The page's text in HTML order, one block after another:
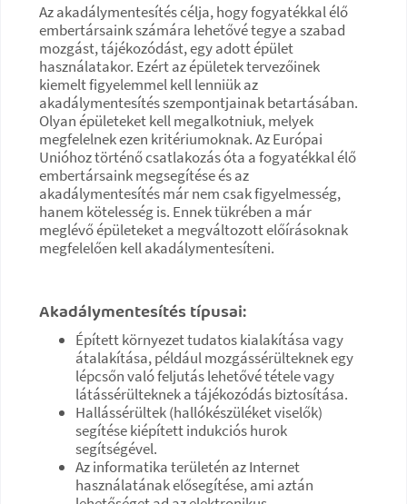
Az akadálymentesítés célja, hogy fogyatékkal élő
embertársaink számára lehetővé tegye a szabad
mozgást, tájékozódást, egy adott épület
használatakor. Ezért az épületek tervezőinek
kiemelt figyelemmel kell lenniük az
akadálymentesítés szempontjainak betartásában.
Olyan épületeket kell megalkotniuk, melyek
megfelelnek ezen kritériumoknak. Az Európai
Unióhoz történő csatlakozás óta a fogyatékkal élő
embertársaink megsegítése és az
akadálymentesítés már nem csak figyelmesség,
hanem kötelesség is. Ennek tükrében a már
meglévő épületeket a megváltozott előírásoknak
megfelelően kell akadálymentesíteni.
Akadálymentesítés típusai:
Épített környezet tudatos kialakítása vagy
átalakítása, például mozgássérülteknek egy
lépcsőn való feljutás lehetővé tétele vagy
látássérülteknek a tájékozódás biztosítása.
Hallássérültek (hallókészüléket viselők)
segítése kiépített indukciós hurok
segítségével.
Az informatika területén az Internet
használatának elősegítése, ami aztán